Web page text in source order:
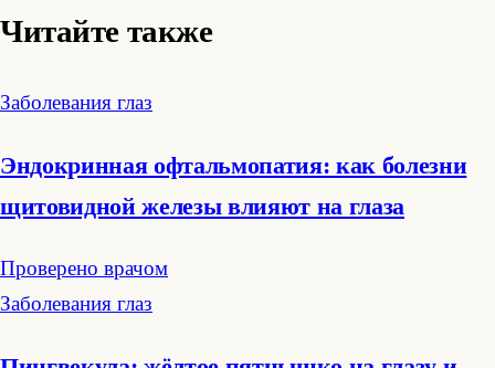
Читайте также
Заболевания глаз
Эндокринная офтальмопатия: как болезни
щитовидной железы влияют на глаза
Проверено врачом
Заболевания глаз